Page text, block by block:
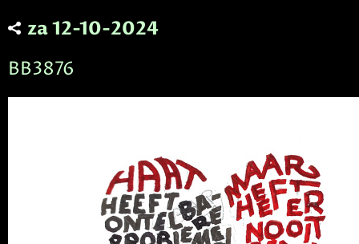
za 12-10-2024
BB3876